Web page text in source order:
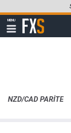
to
main
content
MENU
Show
navigation
FXStreet
NZD/CAD PARITE